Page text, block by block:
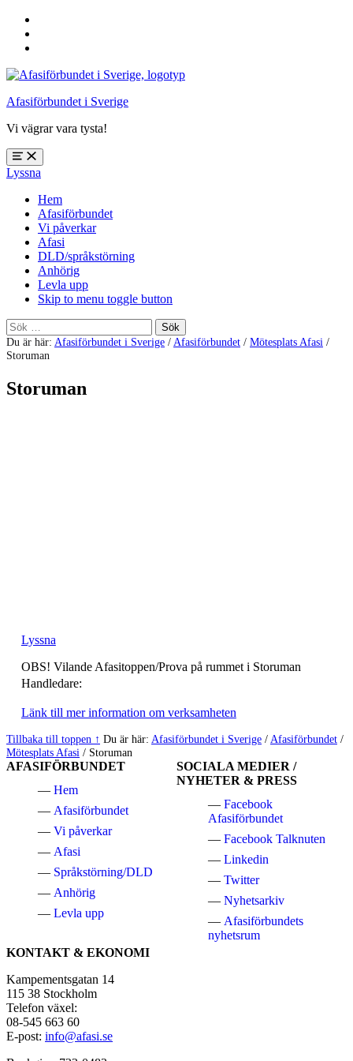
sidfoten
Afasiförbundet i Sverige
Vi vägrar vara tysta!
Öppna
meny:
%s
Lyssna
Hem
Afasiförbundet
Vi påverkar
Afasi
DLD/språkstörning
Anhörig
Levla upp
Skip to menu toggle button
Sök
efter:
Du är här: Afasiförbundet i Sverige /Afasiförbundet / Mötesplats Afasi /
Storuman
Storuman
Lyssna
OBS! Vilande Afasitoppen/Prova på rummet i Storuman
Handledare:
Länk till mer information om verksamheten
Hoppa
tillbaka
till
Tillbaka till toppen ↑ Du är här: Afasiförbundet i Sverige / Afasiförbundet /
Mötesplats Afasi / Storuman
AFASIFÖRBUNDET
Hem
Afasiförbundet
Vi påverkar
Afasi
Språkstörning/DLD
Anhörig
Levla upp
SOCIALA MEDIER /
NYHETER & PRESS
Facebook
Afasiförbundet
Facebook Talknuten
Linkedin
Twitter
Nyhetsarkiv
Afasiförbundets
nyhetsrum
KONTAKT & EKONOMI
Kampementsgatan 14
115 38 Stockholm
Telefon växel:
08-545 663 60
E-post: info@afasi.se